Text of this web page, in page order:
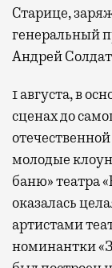
Старице,
генеральный
Андрей
1 августа, в
сценах до
молодые
баню» театра
оказалась
артистами
номинантки